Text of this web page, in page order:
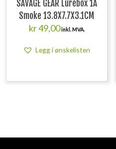
SAVAGE GEAR Lurebox 1A
Smoke 13.8X7.7X3.1CM
kr49,00inkl. MVA.
Legg i ønskelisten